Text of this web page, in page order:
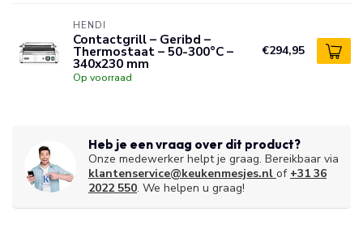
HENDI
Contactgrill – Geribd –
Thermostaat – 50-300°C –
340x230 mm
Op voorraad
€294,95
Heb je een vraag over dit product?
Onze medewerker helpt je graag. Bereikbaar via
klantenservice@keukenmesjes.nl of +31 36
2022 550. We helpen u graag!